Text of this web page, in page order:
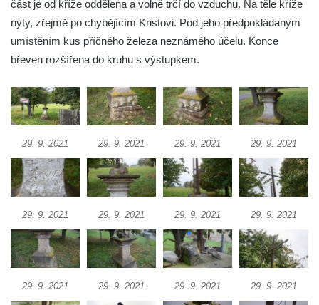
Podluží
Kříž u domu čp. 155 v Chřibské
Údajný kříž u domu čp. 283 ve Chřibské
Kříž jižně od Bukolu
Kříž na návsi v Bukolu
Centrální kříž hřbitova v Chouči
Kříž na rozcestí v Záluží
Kříž v ulici V Zátiší v Dobříni
část je od kříže oddělena a volně trčí do vzduchu. Na těle kříže
nýty, zřejmě po chybějícím Kristovi. Pod jeho předpokládaným
umístěním kus příčného železa neznámého účelu. Konce
břeven rozšířena do kruhu s výstupkem.
29. 9. 2021 29. 9. 2021 29. 9. 2021 29. 9. 2021
29. 9. 2021 29. 9. 2021 29. 9. 2021 29. 9. 2021
29. 9. 2021 29. 9. 2021 29. 9. 2021 29. 9. 2021